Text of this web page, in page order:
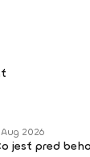
Aug 2026
jesť pred